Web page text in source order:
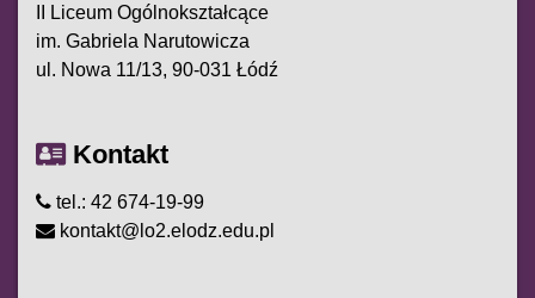
II Liceum Ogólnokształcące
im. Gabriela Narutowicza
ul. Nowa 11/13, 90-031 Łódź
Kontakt
tel.: 42 674-19-99
kontakt@lo2.elodz.edu.pl